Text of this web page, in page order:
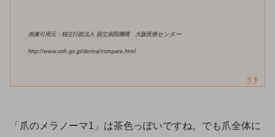
画像引用元：独立行政法人 国立病院機構 大阪医療センター
http://www.onh.go.jp/derma/compare.html
「爪のメラノーマ1」は茶色っぽいですね。でも爪全体に